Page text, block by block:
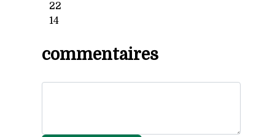
22
14
commentaires